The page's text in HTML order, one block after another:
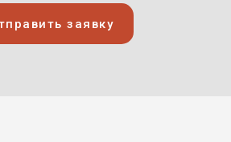
заявку